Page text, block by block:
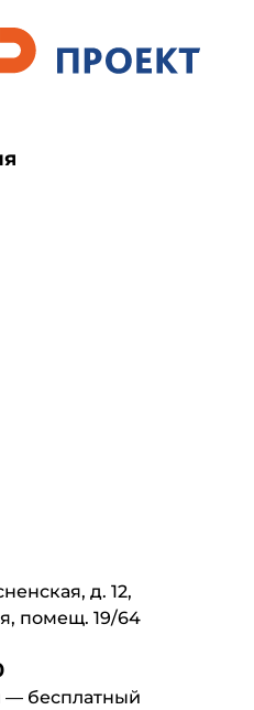
д. 12,
помещ. 19/64
— бесплатный